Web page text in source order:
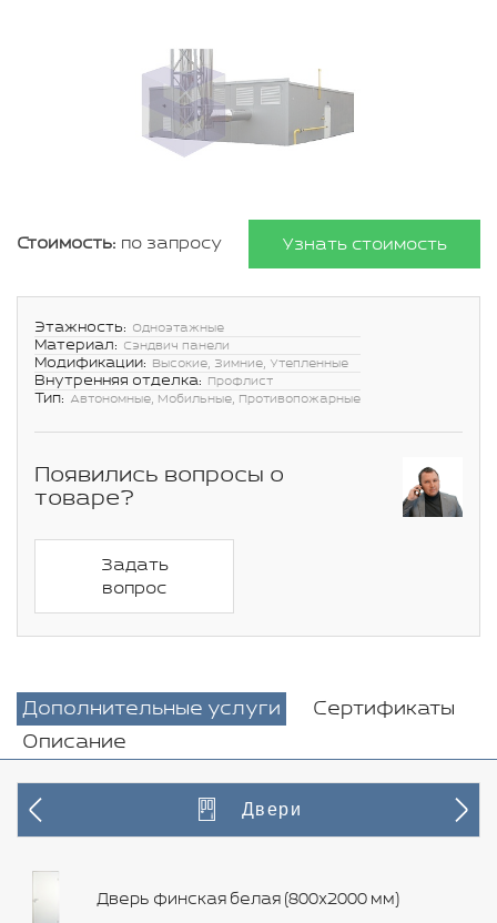
Стоимость: по запросу Узнать стоимость
Этажность: Одноэтажные
Материал: Сэндвич панели
Модификации: Высокие, Зимние, Утепленные
Внутренняя отделка: Профлист
Тип: Автономные, Мобильные, Противопожарные
Появились вопросы о
товаре?
Задать
вопрос
Дополнительные услуги
Сертификаты
Описание
Двери
Дверь финская белая (800х2000 мм)